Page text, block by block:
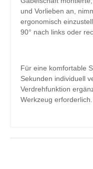
und Vorlieben an,
ergonomisch
90° nach links oder
Für eine komfortable
Sekunden individuell
Verdrehfunktion
Werkzeug